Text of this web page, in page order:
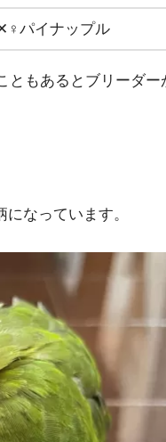
パイナップル
ともあるとブリーダー
なっています。